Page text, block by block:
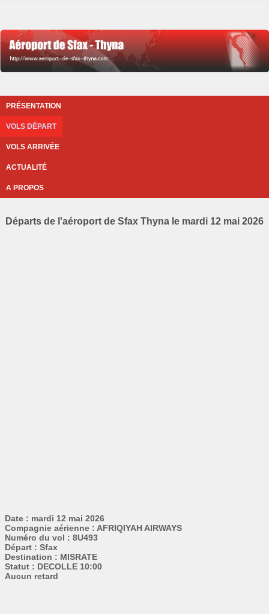
PRÉSENTATION
VOLS DÉPART
VOLS ARRIVÉE
ACTUALITÉ
A PROPOS
Départs de l'aéroport de Sfax Thyna le mardi 12 mai 2026
Date : mardi 12 mai 2026
Compagnie aérienne : AFRIQIYAH AIRWAYS
Numéro du vol : 8U493
Départ : Sfax
Destination : MISRATE
Statut : DECOLLE 10:00
Aucun retard